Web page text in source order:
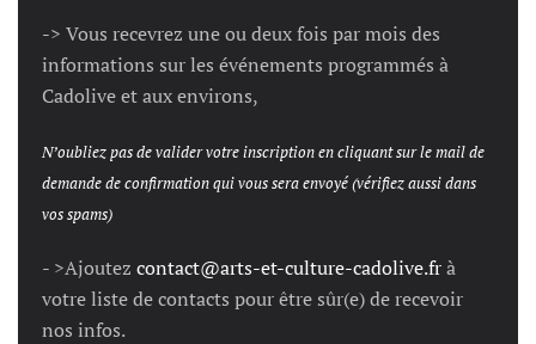
-> Vous recevrez une ou deux fois par mois des
informations sur les événements programmés à
Cadolive et aux environs,
N’oubliez pas de valider votre inscription en cliquant sur le mail de
demande de confirmation qui vous sera envoyé (vérifiez aussi dans
vos spams)
- >Ajoutez contact@arts-et-culture-cadolive.frà
votre liste de contacts pour être sûr(e) de recevoir
nos infos.